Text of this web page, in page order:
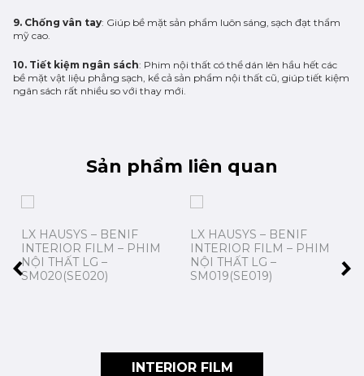
9. Chống vân tay: Giúp bề mặt sản phẩm luôn sáng, sạch đạt thẩm
mỹ cao.
10. Tiết kiệm ngân sách: Phim nội thất có thể dán lên hầu hết các
bề mặt vật liệu phẳng sạch, kể cả sản phẩm nội thất cũ, giúp tiết kiệm
ngân sách rất nhiều so với thay mới.
Sản phẩm liên quan
LX HAUSYS – BENIF
INTERIOR FILM – PHIM
NỘI THẤT LG –
SM020(SE020)
LX HAUSYS – BENIF
INTERIOR FILM – PHIM
NỘI THẤT LG –
SM019(SE019)
INTERIOR FILM